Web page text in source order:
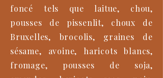
foncé tels que laitue, chou,
pousses de pissenlit, choux de
Bruxelles, brocolis, graines de
sésame, avoine, haricots blancs,
fromage, pousses de soja,